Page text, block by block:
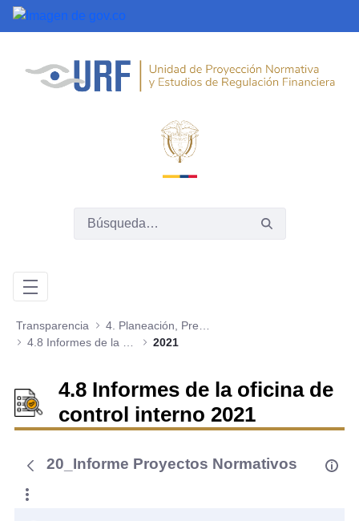
Saltar al contenido principal
Transparencia
2021
4.8 Informes de la oficina de
control interno 2021
20_Informe Proyectos Normativos